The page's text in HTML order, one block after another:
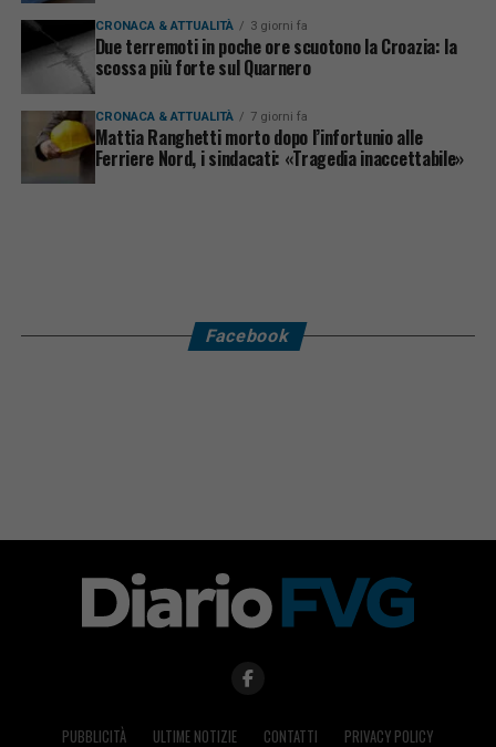
CRONACA & ATTUALITÀ 3 giorni fa
Due terremoti in poche ore scuotono la Croazia: la
scossa più forte sul Quarnero
CRONACA & ATTUALITÀ 7 giorni fa
Mattia Ranghetti morto dopo l’infortunio alle
Ferriere Nord, i sindacati: «Tragedia inaccettabile»
Facebook
PUBBLICITÀ ULTIME NOTIZIE CONTATTI PRIVACY POLICY